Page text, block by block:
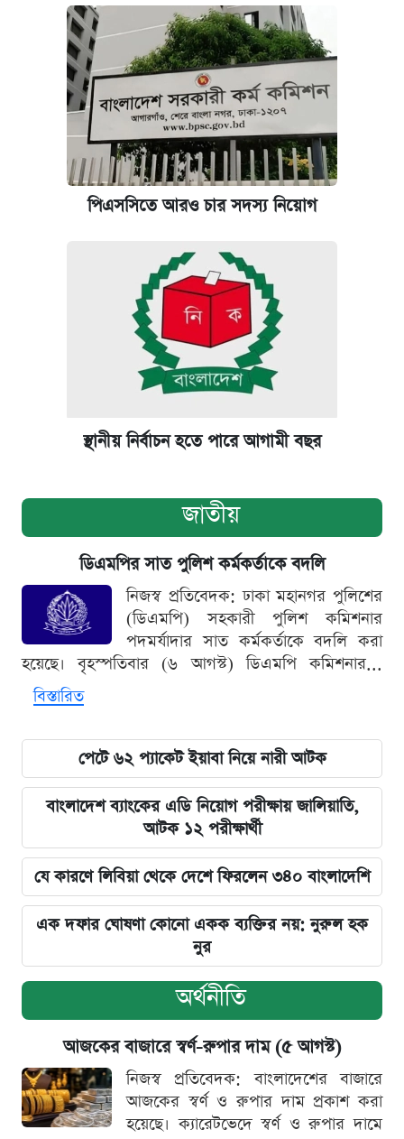
পিএসসিতে আরও চার সদস্য নিয়োগ
স্থানীয় নির্বাচন হতে পারে আগামী বছর
জাতীয়
ডিএমপির সাত পুলিশ কর্মকর্তাকে বদলি
নিজস্ব প্রতিবেদক: ঢাকা মহানগর পুলিশের
(ডিএমপি) সহকারী পুলিশ কমিশনার
পদমর্যাদার সাত কর্মকর্তাকে বদলি করা
হয়েছে। বৃহস্পতিবার (৬ আগস্ট) ডিএমপি কমিশনার...
বিস্তারিত
পেটে ৬২ প্যাকেট ইয়াবা নিয়ে নারী আটক
বাংলাদেশ ব্যাংকের এডি নিয়োগ পরীক্ষায় জালিয়াতি,
আটক ১২ পরীক্ষার্থী
যে কারণে লিবিয়া থেকে দেশে ফিরলেন ৩৪০ বাংলাদেশি
এক দফার ঘোষণা কোনো একক ব্যক্তির নয়: নুরুল হক
নুর
অর্থনীতি
আজকের বাজারে স্বর্ণ-রুপার দাম (৫ আগস্ট)
নিজস্ব প্রতিবেদক: বাংলাদেশের বাজারে
আজকের স্বর্ণ ও রুপার দাম প্রকাশ করা
হয়েছে। ক্যারেটভেদে স্বর্ণ ও রুপার দামে